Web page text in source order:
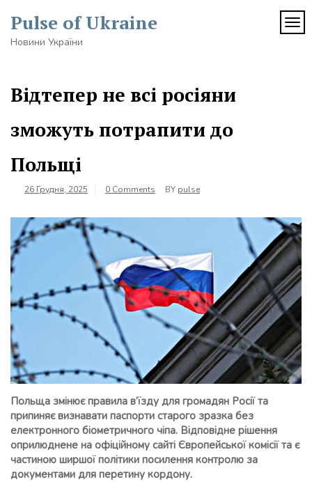
content
Pulse of Ukraine
Новини України
Відтепер не всі росіяни
зможуть потрапити до
Польщі
26 Грудня, 2025 0 Comments BY pulse
Польща змінює правила в’їзду для громадян Росії та
припиняє визнавати паспорти старого зразка без
електронного біометричного чіпа. Відповідне рішення
оприлюднене на офіційному сайті Європейської комісії та є
частиною ширшої політики посилення контролю за
документами для перетину кордону.